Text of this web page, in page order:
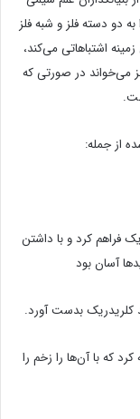
به دو دسته فلز و شبه فلز
اشتباهاتی‌ می‌کند،
می‌خواند در صورتی که
از جمله:
فراهم کرد و با داشتن
آسان بود
کلریدریک بدست آورد.
که با آن‌ها را زخم را